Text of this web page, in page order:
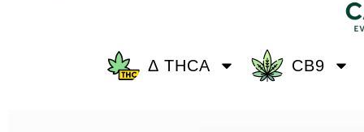
Δ THCA CB9